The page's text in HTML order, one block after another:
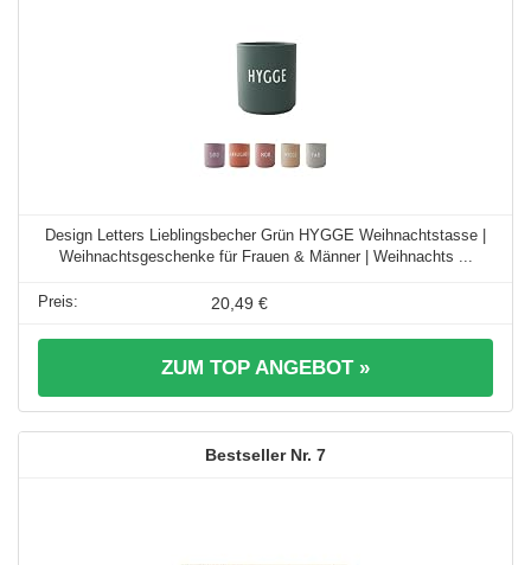
Design Letters Lieblingsbecher Grün HYGGE Weihnachtstasse |
Weihnachtsgeschenke für Frauen & Männer | Weihnachts ...
20,49 €
ZUM TOP ANGEBOT »
7